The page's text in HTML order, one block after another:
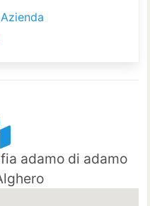
adamo di adamo